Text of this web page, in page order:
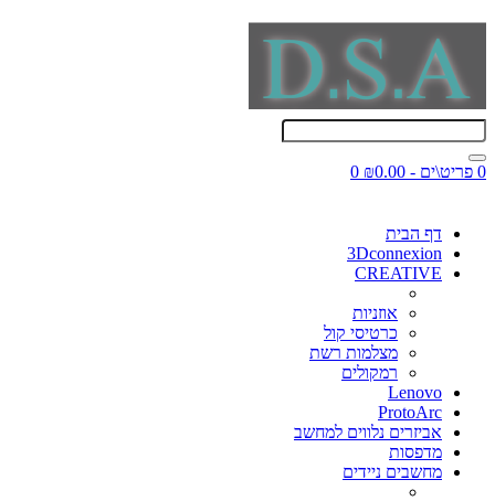
0 פריט\ים - ₪0.00 0
דף הבית
3Dconnexion
CREATIVE
אוזניות
כרטיסי קול
מצלמות רשת
רמקולים
Lenovo
ProtoArc
אביזרים נלווים למחשב
מדפסות
מחשבים ניידים